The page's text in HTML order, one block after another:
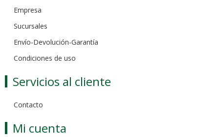
Empresa
Sucursales
Envío-Devolución-Garantía
Condiciones de uso
Servicios al cliente
Contacto
Mi cuenta